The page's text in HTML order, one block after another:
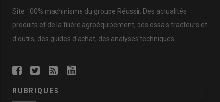
Site 100% machinisme du groupe Réussir. Des actualités
produits et de la filière agroéquipement, des essais tracteurs et
d'outils, des guides d'achat, des analyses techniques.
RUBRIQUES